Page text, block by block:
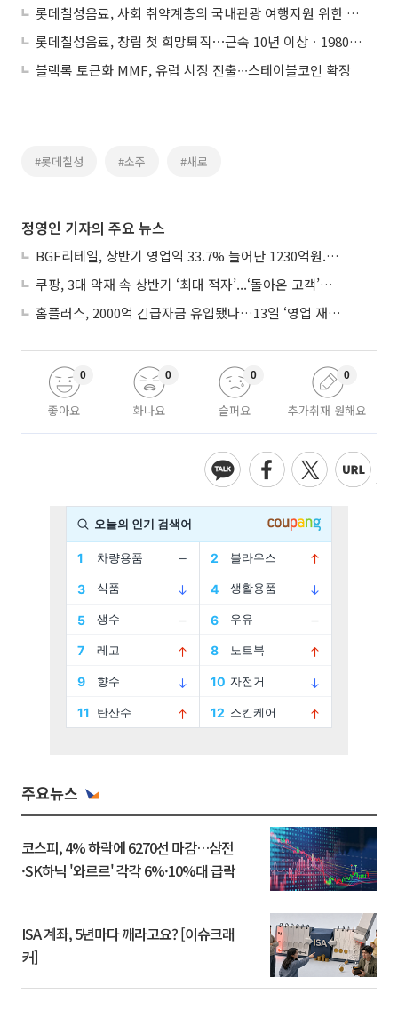
롯데칠성음료, 사회 취약계층의 국내관광 여행지원 위한 기부금 전달
롯데칠성음료, 창립 첫 희망퇴직⋯근속 10년 이상ㆍ1980년 이전 출생자 대상
블랙록 토큰화 MMF, 유럽 시장 진출∙∙∙스테이블코인 확장
#롯데칠성 #소주 #새로
정영인 기자의 주요 뉴스
BGF리테일, 상반기 영업익 33.7% 늘어난 1230억원...2분기 영업익 22.3%↑
쿠팡, 3대 악재 속 상반기 ‘최대 적자’...‘돌아온 고객’에 수익성 반등 주목
홈플러스, 2000억 긴급자금 유입됐다…13일 ‘영업 재개’
좋아요
0
화나요
0
슬퍼요
0
추가취재 원해요
0
주요뉴스
코스피, 4% 하락에 6270선 마감…삼전
·SK하닉 '와르르' 각각 6%·10%대 급락
ISA 계좌, 5년마다 깨라고요? [이슈크래
커]